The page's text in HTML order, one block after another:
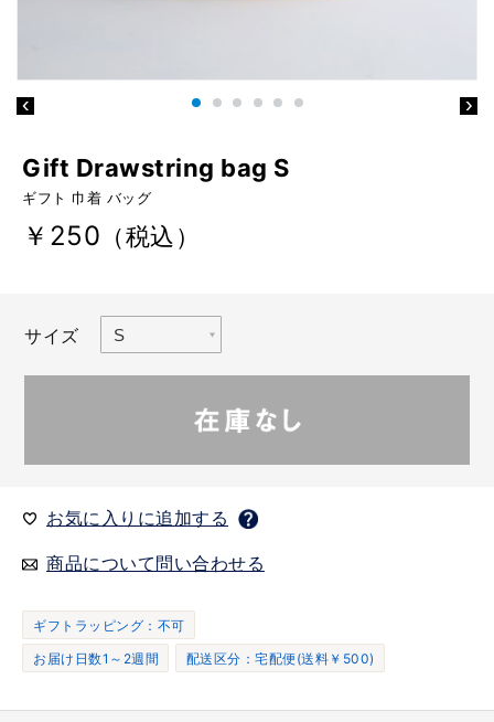
Gift Drawstring bag S
ギフト 巾着 バッグ
￥250 （税込）
サイズ
お気に入りに追加する
商品について問い合わせる
ギフトラッピング：不可
お届け日数1～2週間
配送区分：宅配便(送料￥500)